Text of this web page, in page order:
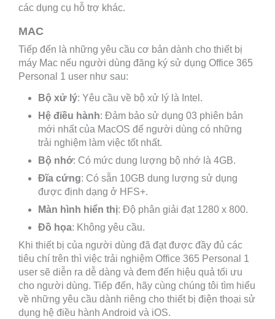
các dụng cụ hỗ trợ khác.
MAC
Tiếp đến là những yêu cầu cơ bản dành cho thiết bị
máy Mac nếu người dùng đăng ký sử dụng Office 365
Personal 1 user như sau:
Bộ xử lý: Yêu cầu về bộ xử lý là Intel.
Hệ điều hành: Đảm bảo sử dụng 03 phiên bản
mới nhất của MacOS để người dùng có những
trải nghiệm làm việc tốt nhất.
Bộ nhớ: Có mức dung lượng bộ nhớ là 4GB.
Đĩa cứng: Có sẵn 10GB dung lượng sử dụng
được định dạng ở HFS+.
Màn hình hiển thị: Độ phân giải đạt 1280 x 800.
Đồ họa: Không yêu cầu.
Khi thiết bị của người dùng đã đạt được đầy đủ các
tiêu chí trên thì việc trải nghiệm Office 365 Personal 1
user sẽ diễn ra dễ dàng và đem đến hiệu quả tối ưu
cho người dùng. Tiếp đến, hãy cùng chúng tôi tìm hiểu
về những yêu cầu dành riêng cho thiết bị điện thoại sử
dụng hệ điều hành Android và iOS.